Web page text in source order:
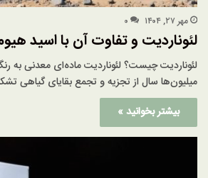
مهر ۲۷, ۱۴۰۴ ۰
لئوناردیت و تفاوت آن با اسید
لئوناردیت چیست؟ لئوناردیت ماده‌ای معدنی
میلیون‌ها سال از تجزیه و تجمع بقایای گیاهی
بیشتر بخوانید »